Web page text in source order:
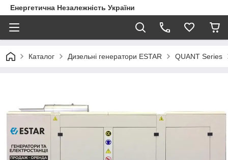
Енергетична Незалежність України
Каталог Дизельні генератори ESTAR QUANT Series